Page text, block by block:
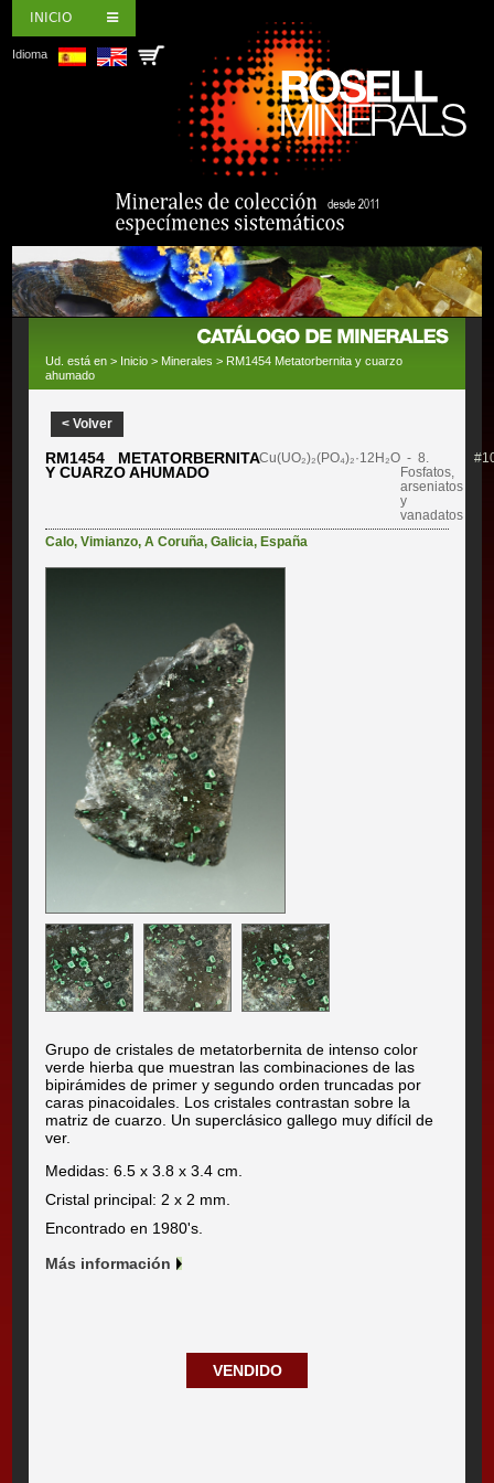
INICIO
Idioma
Ud. está en > Inicio > Minerales > RM1454 Metatorbernita y cuarzo
ahumado
< Volver
RM1454 METATORBERNITA
Y CUARZO AHUMADO
Cu(UO₂)₂(PO₄)₂·12H₂O - 8.
Fosfatos,
arseniatos
y
vanadatos
Calo,Vimianzo,A Coruña,Galicia,España
Grupo de cristales de metatorbernita de intenso color
verde hierba que muestran las combinaciones de las
bipirámides de primer y segundo orden truncadas por
caras pinacoidales. Los cristales contrastan sobre la
matriz de cuarzo. Un superclásico gallego muy difícil de
ver.
Medidas: 6.5 x 3.8 x 3.4 cm.
Cristal principal: 2 x 2 mm.
Encontrado en 1980's.
Más información
VENDIDO